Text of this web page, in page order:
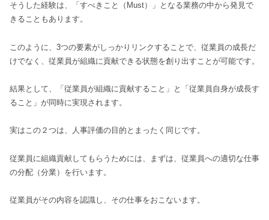
そうした経験は、「すべきこと（Must）」となる業務の中から発見で
きることもあります。
このように、3つの要素がしっかりリンクすることで、従業員の成長だ
けでなく、従業員が組織に貢献できる状態を創り出すことが可能です。
結果として、「従業員が組織に貢献すること」と「従業員自身が成長す
ること」が同時に実現されます。
実はこの２つは、人事評価の目的とまったく同じです。
従業員に組織貢献してもらうためには、まずは、従業員への適切な仕事
の分配（分業）を行います。
従業員がその内容を認識し、その仕事をおこないます。